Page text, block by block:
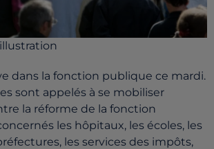
dans la fonction publique ce mardi.
sont appelés à se mobiliser
la réforme de la fonction
les hôpitaux, les écoles, les
les services des impôts,